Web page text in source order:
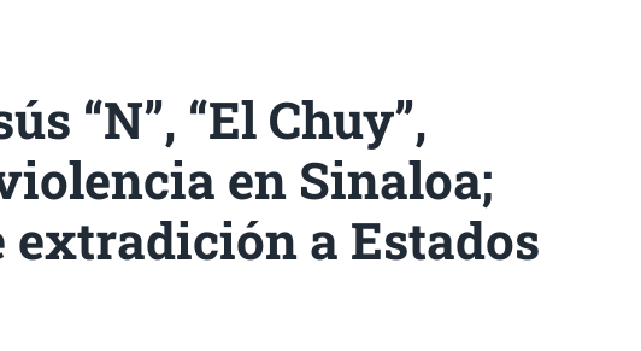
“N”, “El Chuy”,
en Sinaloa;
extradición a Estados